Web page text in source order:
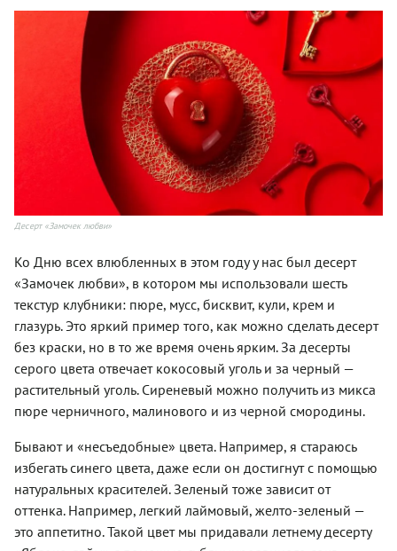
Десерт «Замочек любви»
Ко Дню всех влюбленных в этом году у нас был десерт
«Замочек любви», в котором мы использовали шесть
текстур клубники: пюре, мусс, бисквит, кули, крем и
глазурь. Это яркий пример того, как можно сделать десерт
без краски, но в то же время очень ярким. За десерты
серого цвета отвечает кокосовый уголь и за черный —
растительный уголь. Сиреневый можно получить из микса
пюре черничного, малинового и из черной смородины.
Бывают и «несъедобные» цвета. Например, я стараюсь
избегать синего цвета, даже если он достигнут с помощью
натуральных красителей. Зеленый тоже зависит от
оттенка. Например, легкий лаймовый, желто-зеленый —
это аппетитно. Такой цвет мы придавали летнему десерту